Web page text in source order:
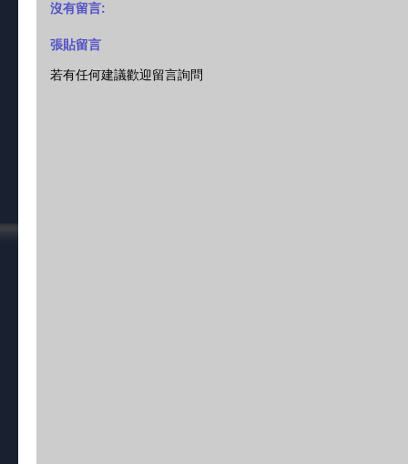
沒有留言:
張貼留言
若有任何建議歡迎留言詢問